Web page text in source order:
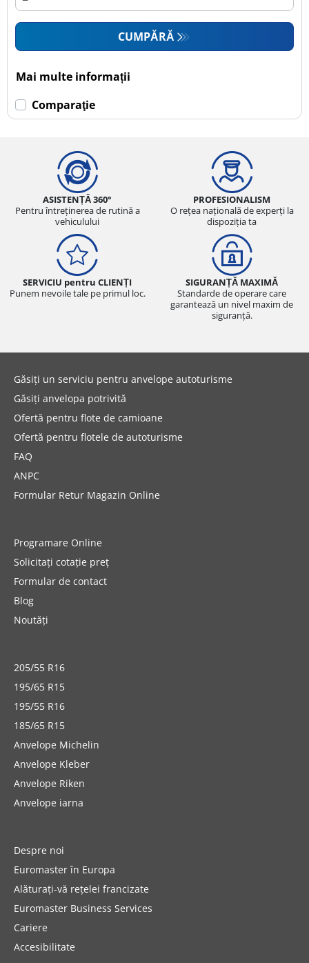
CUMPĂRĂ
Mai multe informații
Comparaţie
ASISTENȚĂ 360°
Pentru întreținerea de rutină a
vehiculului
PROFESIONALISM
O rețea națională de experți la
dispoziția ta
SERVICIU pentru CLIENȚI
Punem nevoile tale pe primul loc.
SIGURANȚĂ MAXIMĂ
Standarde de operare care
garantează un nivel maxim de
siguranță.
Găsiți un serviciu pentru anvelope autoturisme
Găsiți anvelopa potrivită
Ofertă pentru flote de camioane
Ofertă pentru flotele de autoturisme
FAQ
ANPC
Formular Retur Magazin Online
Programare Online
Solicitați cotație preț
Formular de contact
Blog
Noutăți
205/55 R16
195/65 R15
195/55 R16
185/65 R15
Anvelope Michelin
Anvelope Kleber
Anvelope Riken
Anvelope iarna
Despre noi
Euromaster în Europa
Alăturați-vă rețelei francizate
Euromaster Business Services
Cariere
Accesibilitate